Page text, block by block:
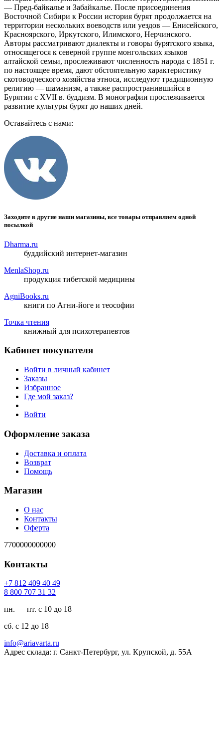
— Пред-байкалье и Забайкалье. После присоединения
Восточной Сибири к России история бурят продолжается на
территории нескольких воеводств или уездов — Енисейского,
Красноярского, Иркутского, Илимского, Нерчинского.
Авторы рассматривают диалекты и говоры бурятского языка,
относящегося к северной группе монгольских языков
алтайской семьи, прослеживают численность народа с 1851 г.
по настоящее время, дают обстоятельную характеристику
скотоводческого хозяйства этноса, исследуют традиционную
религию — шаманизм, а также распространившийся в
Бурятии с XVII в. буддизм. В монографии прослеживается
развитие культуры бурят до наших дней.
Оставайтесь с нами:
Заходите в другие наши магазины, все товары отправляем одной
посылкой
Dharma.ru
буддийский интернет-магазин
MenlaShop.ru
продукция тибетской медицины
AgniBooks.ru
книги по Агни-йоге и теософии
Точка чтения
книжный для психотерапевтов
Кабинет покупателя
Войти в личный кабинет
Заказы
Избранное
Где мой заказ?
Войти
Оформление заказа
Доставка и оплата
Возврат
Помощь
Магазин
О нас
Контакты
Оферта
7700000000000
Контакты
94 04 904 218 7+
23 13 707 008 8
пн. — пт. с 10 до 18
сб. с 12 до 18
ur.atravaira@ofni
Адрес склада: г. Санкт-Петербург, ул. Крупской, д. 55А